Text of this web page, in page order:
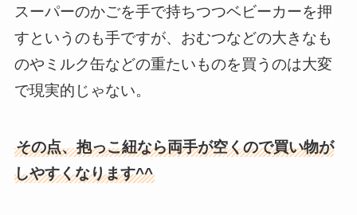
スーパーのかごを手で持ちつつベビーカーを押
すというのも手ですが、 おむつなどの大きなも
のやミルク缶などの重たいものを買うのは大変
で現実的じゃない。
その点、抱っこ紐なら両手が空くので買い物が
しやすくなります^^